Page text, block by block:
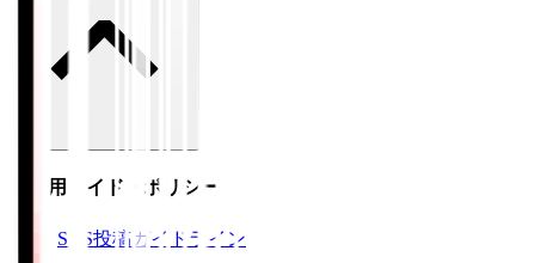
ご利用ガイド・ポリシー
SNS投稿ガイドライン